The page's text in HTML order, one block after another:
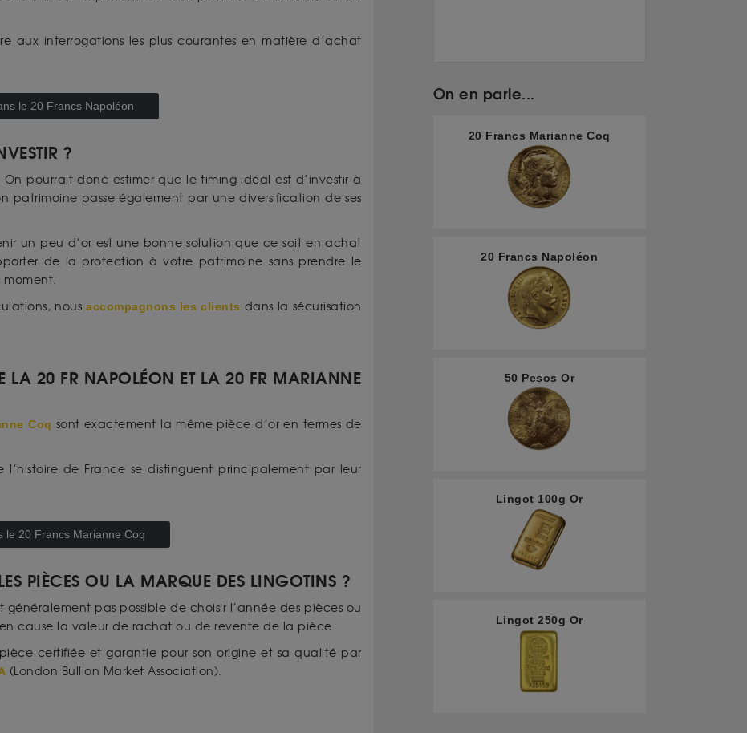
aux interrogations les plus courantes en matière d’achat
le 20 Francs Napoléon
?
pourrait donc estimer que le timing idéal est d’investir à
patrimoine passe également par une diversification de ses
un peu d’or est une bonne solution que ce soit en achat
de la protection à votre patrimoine sans prendre le
nousaccompagnons les clients dans la sécurisation
LA 20 FR NAPOLÉON ET LA 20 FR MARIANNE
Coq sont exactement la même pièce d’or en termes de
de France se distinguent principalement par leur
le 20 Francs Marianne Coq
PIÈCES OU LA MARQUE DES LINGOTINS ?
pas possible de choisir l’année des pièces ou
cause la valeur de rachat ou de revente de la pièce.
certifiée et garantie pour son origine et sa qualité par
(London Bullion Market Association).
On en parle...
20 Francs Marianne Coq
20 Francs Napoléon
50 Pesos Or
Lingot 100g Or
Lingot 250g Or